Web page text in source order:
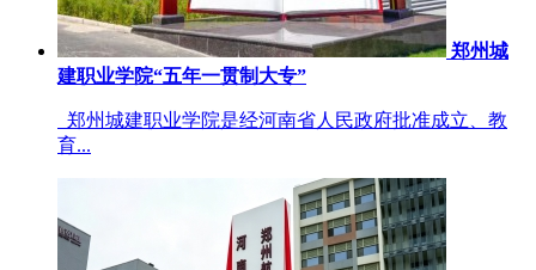
郑州城
建职业学院“五年一贯制大专”
郑州城建职业学院是经河南省人民政府批准成立、教
育...